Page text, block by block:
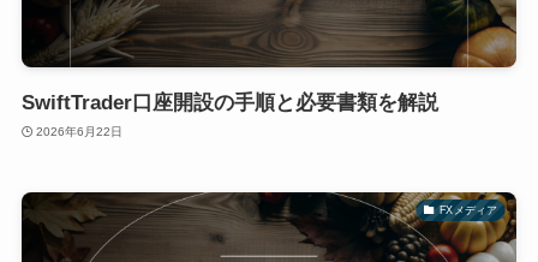
SwiftTrader口座開設の手順と必要書類を解説
2026年6月22日
FXメディア